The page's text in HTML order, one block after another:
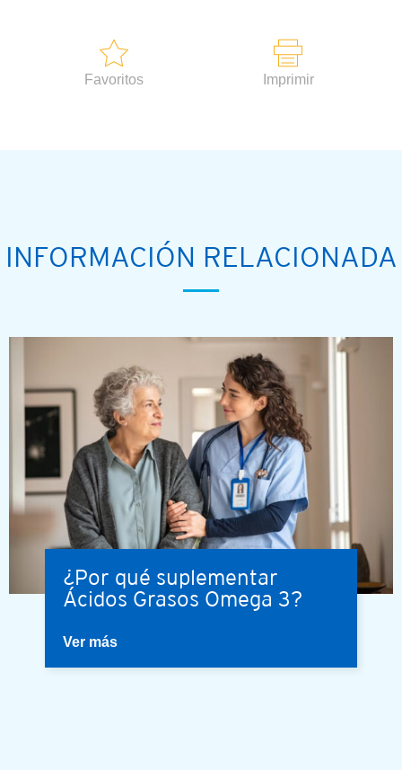
Favoritos Imprimir
INFORMACIÓN RELACIONADA
¿Por qué suplementar
Ácidos Grasos Omega 3?
Ver más